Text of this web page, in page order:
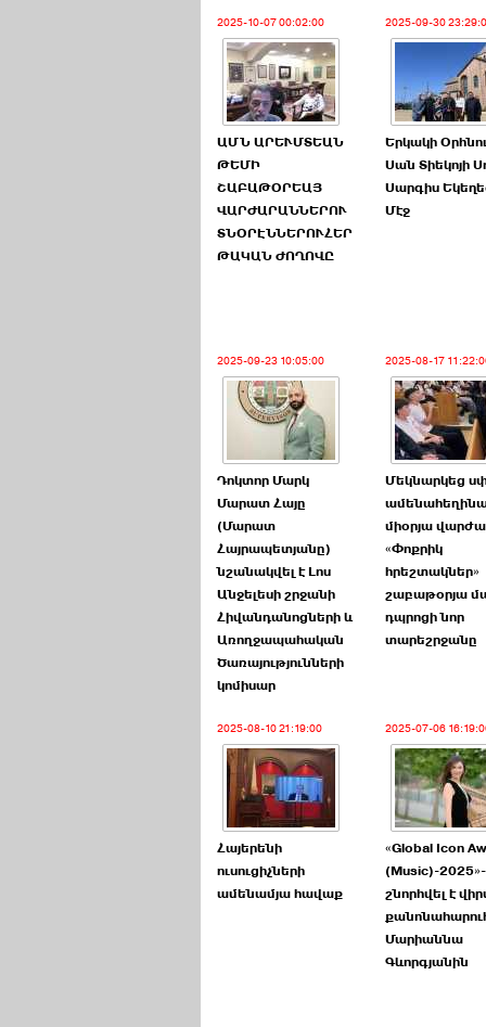
2025-10-07 00:02:00
ԱՄՆ ԱՐԵՒՄՏԵԱՆ
ԹԵՄԻ
ՇԱԲԱԹՕՐԵԱՅ
ՎԱՐԺԱՐԱՆՆԵՐՈՒ
ՏՆՕՐԷՆՆԵՐՈՒՀԵՐ
ԹԱԿԱՆ ԺՈՂՈՎԸ
2025-09-30
Երկակի
Սան Տիեկոյի
Սարգիս
Մէջ
2025-09-23 10:05:00
Դոկտոր Մարկ
Մարատ Հայը
(Մարատ
Հայրապետյանը)
նշանակվել է Լոս
Անջելեսի շրջանի
Հիվանդանոցների և
Առողջապահական
Ծառայությունների
կոմիսար
2025-08-17
Մեկնարկեց
միօրյա
«Փոքրիկ
հրեշտակներ»
շաբաթօրյա
դպրոցի նոր
տարեշրջանը
2025-08-10 21:19:00
Հայերենի
ուսուցիչների
ամենամյա հավաք
2025-07-06
«Global Icon
(Music)-
շնորհվել է
Մարիաննա
Գևորգյանին